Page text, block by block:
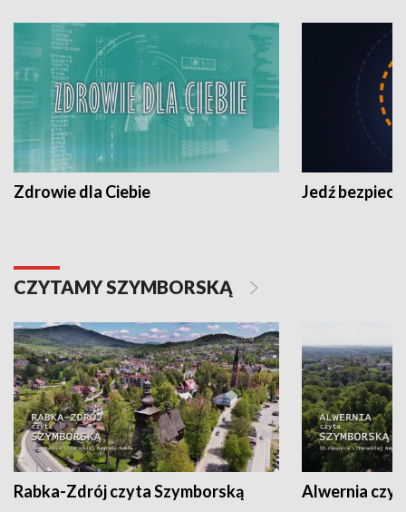
Zdrowie dla Ciebie Jedź
CZYTAMY SZYMBORSKĄ
Rabka-Zdrój czyta Szymborską Alwernia